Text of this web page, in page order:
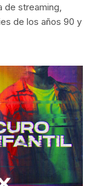
de streaming,
de los años 90 y